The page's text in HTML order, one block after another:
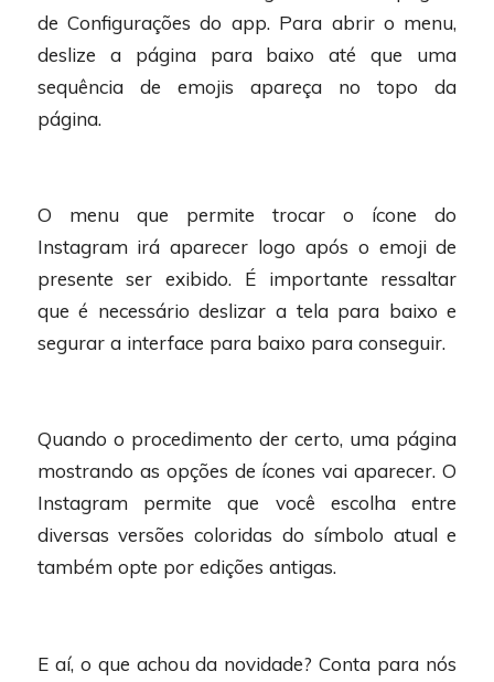
de Configurações do app. Para abrir o menu,
deslize a página para baixo até que uma
sequência de emojis apareça no topo da
página.
O menu que permite trocar o ícone do
Instagram irá aparecer logo após o emoji de
presente ser exibido. É importante ressaltar
que é necessário deslizar a tela para baixo e
segurar a interface para baixo para conseguir.
Quando o procedimento der certo, uma página
mostrando as opções de ícones vai aparecer. O
Instagram permite que você escolha entre
diversas versões coloridas do símbolo atual e
também opte por edições antigas.
E aí, o que achou da novidade? Conta para nós